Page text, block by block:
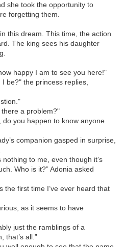
she took the opportunity to
forgetting them.
this dream. This time, the action
The king sees his daughter
happy I am to see you here!"
be?" the princess replies,
a problem?"
do you happen to know anyone
companion gasped in surprise,
to me, even though it’s
Who is it?” Adonia asked
the first time I’ve ever heard that
as it seems to have
just the ramblings of a
that’s all.”